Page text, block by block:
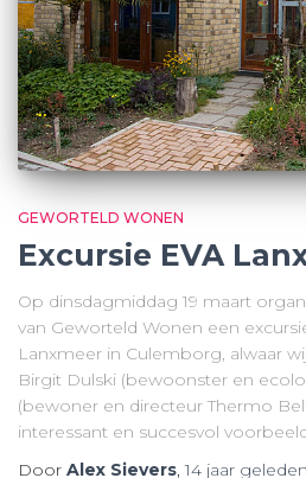
GEWORTELD WONEN
Excursie EVA
Op dinsdagmiddag 19 maart
van Geworteld Wonen een
Lanxmeer in Culemborg, alwaar
Birgit Dulski (bewoonster en
(bewoner en directeur Thermo
interessant en succesvol
Door Alex Sievers,14 jaar geleden